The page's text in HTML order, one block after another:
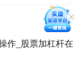
作_股票加杠杆在